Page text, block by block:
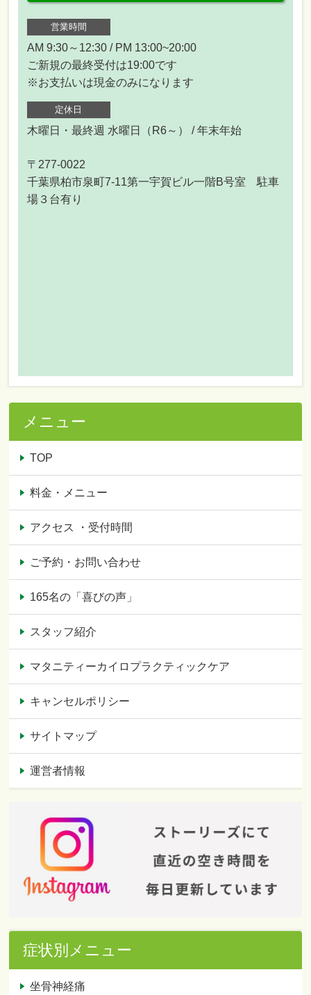
営業時間
AM 9:30～12:30 / PM 13:00~20:00
ご新規の最終受付は19:00です
※お支払いは現金のみになります
定休日
木曜日・最終週 水曜日（R6～） / 年末年始
〒277-0022
千葉県柏市泉町7-11第一宇賀ビル一階B号室 駐車
場３台有り
メニュー
TOP
料金・メニュー
アクセス ・受付時間
ご予約・お問い合わせ
165名の「喜びの声」
スタッフ紹介
マタニティーカイロプラクティックケア
キャンセルポリシー
サイトマップ
運営者情報
症状別メニュー
坐骨神経痛